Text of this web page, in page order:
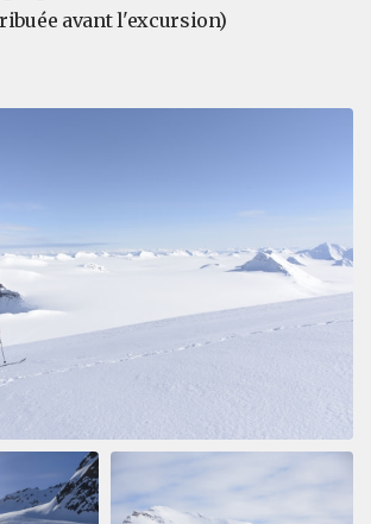
avant l'excursion)